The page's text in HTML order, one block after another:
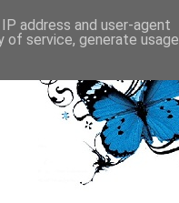
address and user-agent
of service, generate usage